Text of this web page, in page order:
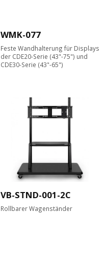
WMK-077
Feste Wandhalterung für Displays
der CDE20-Serie (43"-75") und
CDE30-Serie (43"-65")
VB-STND-001-2C
Rollbarer Wagenständer